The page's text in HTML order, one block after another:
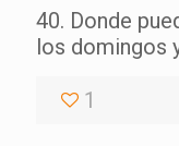
40. Donde
los domingos
1